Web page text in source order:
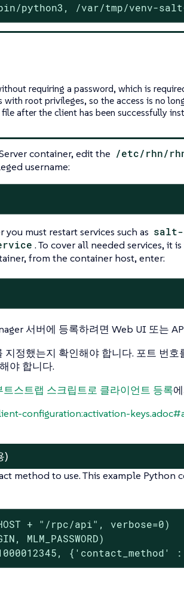
bin/python3, /var/tmp/venv-
requiring a password, which is
root privileges, so the access is no
file after the client has been successfully
container, edit the /etc/rhn/
username:
must restart services such as salt-
. To cover all needed services, it
from the container host, enter:
서버에 등록하려면 Web UI 또는
정했는지 확인해야 합니다. 포트 번
야 합니다.
트스트랩 스크립트로 클라이언트 등록
configuration:activation-
)
method to use. This example Python
+ "/rpc/api", verbose=0)
{'contact_method'